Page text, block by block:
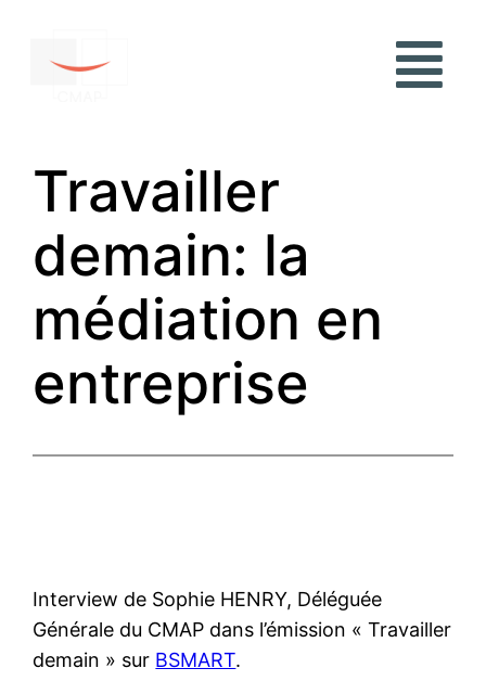
Travailler
demain: la
médiation en
entreprise
Interview de Sophie HENRY, Déléguée
Générale du CMAP dans l’émission « Travailler
demain » sur BSMART.